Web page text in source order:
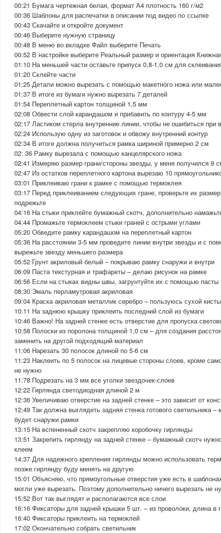
00:21 Бумага чертежная белая, формат А4 плотность 160 г/м2
00:36 Шаблоны для распечатки в описании под видео по ссылке
00:43 Скачайте и откройте документ
00:46 Выберите нужную страницу
00:48 В меню во вкладке Файл выберите Печать
00:52 В настройке выберите Реальный размер и ориентация
01:10 На меньшей части оставьте припуск 0,8-1,0 см для
01:20 Склейте части
01:25 Детали можно вырезать с помощью макетного ножа или
01:37 В итоге из бумаги нужно вырезать 7 деталей
01:54 Переплетный картон толщиной 1,5 мм
02:08 Обвести слой карандашом и прибавить по контуру 4-5 мм
02:17 Ластиком стерла внутренние линии, чтобы не ошибиться при
02:24 Использую одну из заготовок и обвожу внутренний контур
02:34 В итоге должна получиться рамка шириной примерно 2 см
02: 36 Рамку вырезала с помощью канцелярского ножа
02:41 Измеряю размер грани/стороны звезды, у меня получился 9
02:47 Из остатков переплетного картона вырезаю 10
03:01 Приклеиваю грани к рамке с помощью термоклея
03:17 Перед приклеиванием следующих гране, проверьте их
подрежьте
04:16 На стыки приклейте бумажный скотч, дополнительно
04:44 Промажьте термоклеем стыки граней с острыми углами
05:20 Обведите рамку карандашом на переплетный картон
05:36 На расстоянии 3-5 мм проведите линии внутри звезды и с
вырежьте звезду меньшего размера
05:52 Грунт акриловый белый – покрываю рамку снаружи и внутри
06:09 Паста текстурная и трафареты – делаю рисунок на рамке
06:56 Если на стыках видны швы, загрунтуйте их с помощью пасты
08:30 Эмаль перламутровая акриловая
09:04 Краска акриловая металлик серебро – пользуюсь сухой
10:11 На заднюю крышку приклеить последний слой из бумаги
10:46 Важно! На задней стенке есть отверстие для пропуска
10:58 Полоски из поролона толщиной 1,0 см – для создания
заменить на другой подходящий материал
11:06 Нарезать 30 полосок длиной по 5-6 см
11:23 Наклеить по 5 полосок на лицевые стороны слоев, кроме
не нужно
11:78 Подрезать на 3 мм все уголки звездочек-слоев
12:22 Гирлянда светодиодная длиной 2 м
12:36 Увеличиваю отверстие на задней стенке – это зависит от
12:49 Так должна выглядеть задняя стенка готового светильника –
будет снаружи рамки
13:15 На вспененный скотч закрепляю коробочку гирлянды
13:51 Закрепить гирлянду на задней стенке – бумажный скотч
клеем
14:37 Для надежного крепления гирлянды можно использовать
позже гирлянду буду менять на другую
15:01 Объясняю, что прямоугольные отверстия уже есть в
могли уже вырезать. Поэтому дополнительно ничего вырезать не
15:52 Вот так выглядят и располагаются все слои
16:16 Фиксаторы для задней крышки 5 шт. – из проволоки, длина в
16:40 Фиксаторы приклеить на термоклей
17:02 Окончательно собрать светильник